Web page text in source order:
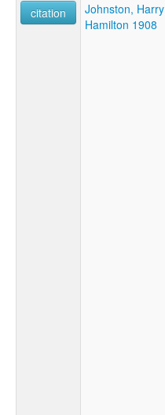
citation
Johnston, Harry
Hamilton 1908